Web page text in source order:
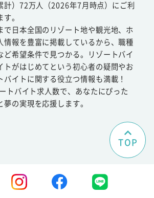
計）72万人（2026年7月時点）にご利
。
で日本全国のリゾート地や観光地、ホ
情報を豊富に掲載しているから、職種
ど希望条件で見つかる。リゾートバイ
トがはじめてという初心者の疑問やお
イトに関する役立つ情報も満載！
トバイト求人数で、あなたにぴった
の実現を応援します。
TOP